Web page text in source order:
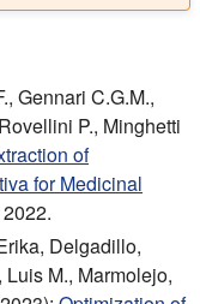
Gennari C.G.M.,
P., Minghetti
of
for Medicinal
Delgadillo,
M., Marmolejo,